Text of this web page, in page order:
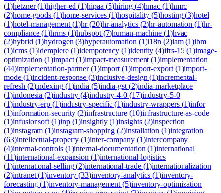
(1)hetzner(1)higher-ed (1)hipaa (5)hiring (4)hmac (1)hmrc
(2)home-goods (1)home-services (1)hospitality (5)hosting (3)hotel
(1)hotel-management (1)hr(20)hr-analytics (2)hr-automation (1)hr-
compliance (1)hrms (1)hubspot (7)human-machine (1)hvac
(2)hybrid (1)hydrogen (3)hyperautomation (1)i18n (2)iam (1)ibm
(1)icms (1)idempiere (1)idempotency (1)identity (4)ifrs-15 (1)image-
optimization (1)impact (1)impact-measurement (1)implementation
(44)implementation-partner(1)import (1)import-export (1)import-
mode (1)incident-response (3)inclusive-design (1)incremental-
refresh (2)indexing (1)india (5)india-gst (2)india-marketplace
(1)indonesia (2)industry (4)industry-4-0 (17)industry-5-0
(1)industry-erp (1)industry-specific (1)industry-wrappers (1)infor
(1)information-security (2)infrastructure (10)infrastructure-as-code
(1)infusionsoft (1)inp (1)insightly (1)insights (2)inspection
(1)instagram (1)instagram-shopping (2)installation (1)integration
(63)intellectual-property (1)inter-company (1)intercompany
(4)internal-controls (1)internal-documentation (1)international
(11)international-expansion (1)international-logistics
(1)international-selling (2)international-trade (1)internationalization
(2)intranet (1)inventory (33)inventory-analytics (1)inventory-
forecasting (1)inventory-management (5)inventory-optimization